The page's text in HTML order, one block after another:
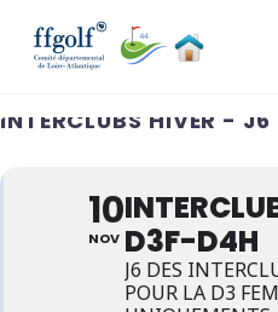
INTERCLUBS HIVER -
10
NOV D3F-D4H
J6 DES
POUR LA D3